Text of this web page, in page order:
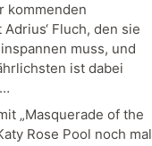
kommenden
Fluch, den sie
muss, und
ist dabei
„Masquerade of the
Rose Pool noch mal